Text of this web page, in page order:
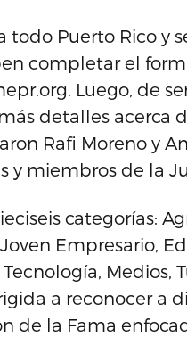
Puerto Rico y
completar el
Luego, de
detalles acerca
Rafi Moreno y
miembros de la
categorías:
Empresario,
Medios,
a reconocer a
de la Fama